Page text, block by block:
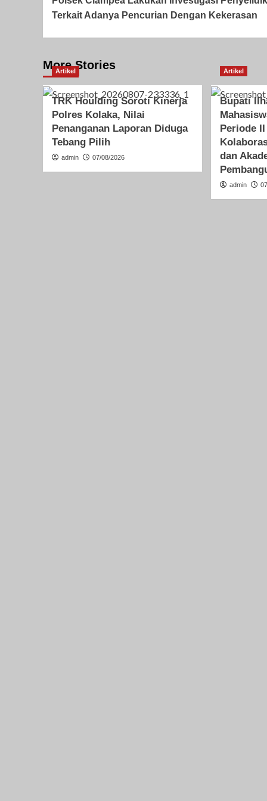
Navigation
Terkait Adanya Pencurian Dengan Kekerasan
More Stories
Artikel
TRK Houlding Soroti Kinerja
Polres Kolaka, Nilai
Penanganan Laporan Diduga
Tebang Pilih
admin 07/08/2026
Artikel
Bupati
Periode
dan
admin